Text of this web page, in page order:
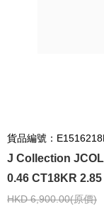
貨品編號：
J Collection
0.46 CT18KR 2.85
HKD 6,900.00(原價)